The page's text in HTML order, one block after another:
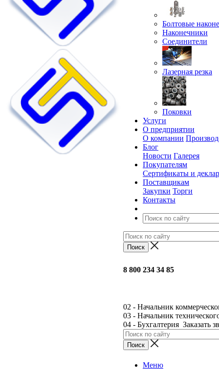
Болтовые
Наконечники
Соединители
Лазерная резка
Поковки
Услуги
О предприятии
О компании
Блог
Новости Галерея
Покупателям
Сертификаты и
Поставщикам
Закупки Торги
Контакты
8 800 234 34 85
02 - Начальник
03 - Начальник
04 - Бухгалтерия Заказать
Меню